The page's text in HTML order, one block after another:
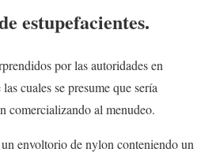
estupefacientes.
por las autoridades en
cuales se presume que sería
comercializando al menudeo.
envoltorio de nylon conteniendo un